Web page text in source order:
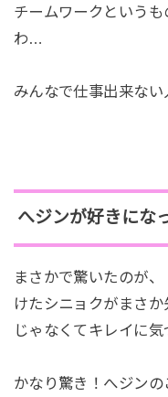
チームワークという
わ…
みんなで仕事出来ない
へジンが好きにな
まさかで驚いたのが、
けたシニョクがまさ
じゃなくてキレイに気
かなり驚き！へジンの